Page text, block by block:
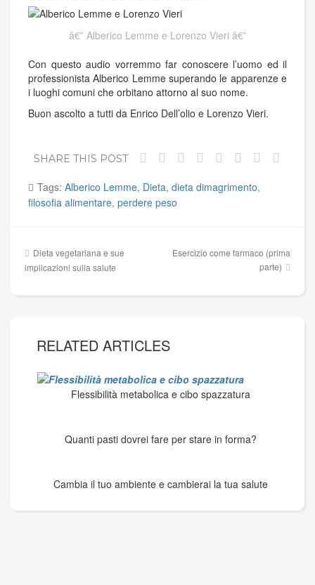
Alberico Lemme e Lorenzo Vieri
Con questo audio vorremmo far conoscere l’uomo ed il
professionista Alberico Lemme superando le apparenze e
i luoghi comuni che orbitano attorno al suo nome.
Buon ascolto a tutti da Enrico Dell’olio e Lorenzo Vieri.
SHARE THIS POST
Tags: Alberico Lemme, Dieta, dieta dimagrimento,
filosofia alimentare, perdere peso
Navigazione
articoli
Dieta vegetariana e sue
implicazioni sulla salute
Esercizio come farmaco (prima
parte)
RELATED ARTICLES
Flessibilità metabolica e cibo spazzatura
Quanti pasti dovrei fare per stare in forma?
Cambia il tuo ambiente e cambierai la tua salute